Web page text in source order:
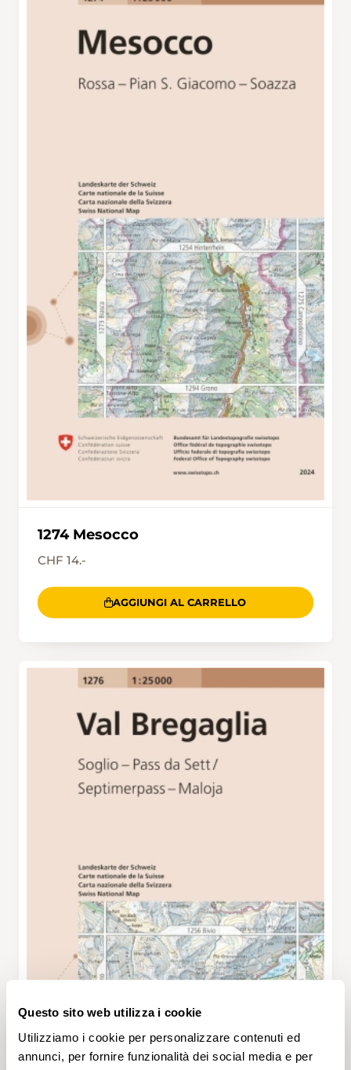
Questo sito web utilizza i cookie
Utilizziamo i cookie per personalizzare contenuti ed
annunci, per fornire funzionalità dei social media e per
1274 Mesocco
CHF 14.-
AGGIUNGI AL CARRELLO